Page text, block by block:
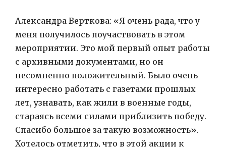
Александра Верткова: «Я очень рада, что у
меня получилось поучаствовать в этом
мероприятии. Это мой первый опыт работы
с архивными документами, но он
несомненно положительный. Было очень
интересно работать с газетами прошлых
лет, узнавать, как жили в военные годы,
стараясь всеми силами приблизить победу.
Спасибо большое за такую возможность».
Хотелось отметить, что в этой акции к